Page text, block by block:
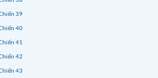
39
40
41
42
43